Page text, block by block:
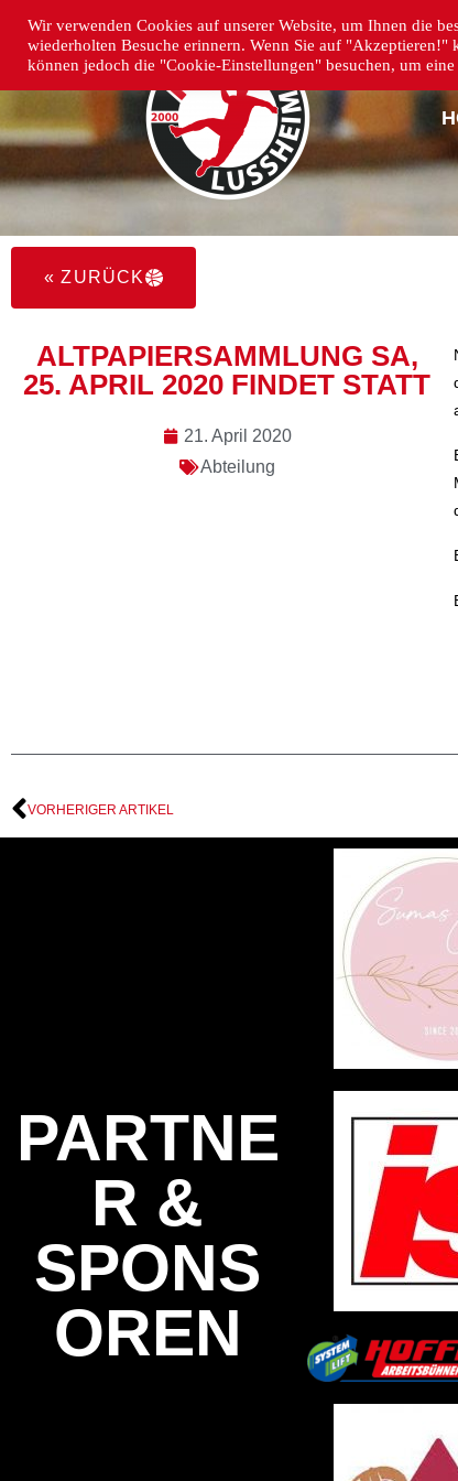
« ZURÜCK
ALTPAPIERSAMMLUNG SA,
25. APRIL 2020 FINDET STATT
21. April 2020
Abteilung
VORHERIGER ARTIKEL
PARTNE
R &
SPONS
OREN
Wir verwenden Cookies auf unserer Website, um Ihnen die
wiederholten Besuche erinnern. Wenn Sie auf
können jedoch die "Cookie-Einstellungen" besuchen, um